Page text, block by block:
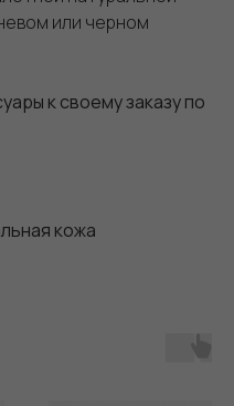
или черном
к своему заказу по
кожа